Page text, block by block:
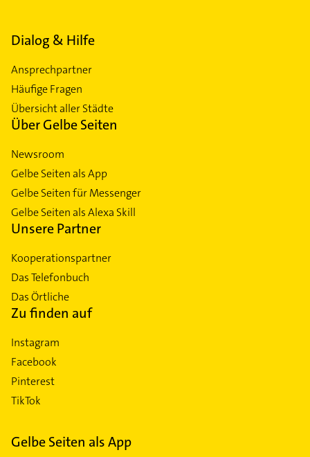
Dialog & Hilfe
Ansprechpartner
Häufige Fragen
Übersicht aller Städte
Über Gelbe Seiten
Newsroom
Gelbe Seiten als App
Gelbe Seiten für Messenger
Gelbe Seiten als Alexa Skill
Unsere Partner
Kooperationspartner
Das Telefonbuch
Das Örtliche
Zu finden auf
Instagram
Facebook
Pinterest
TikTok
Gelbe Seiten als App